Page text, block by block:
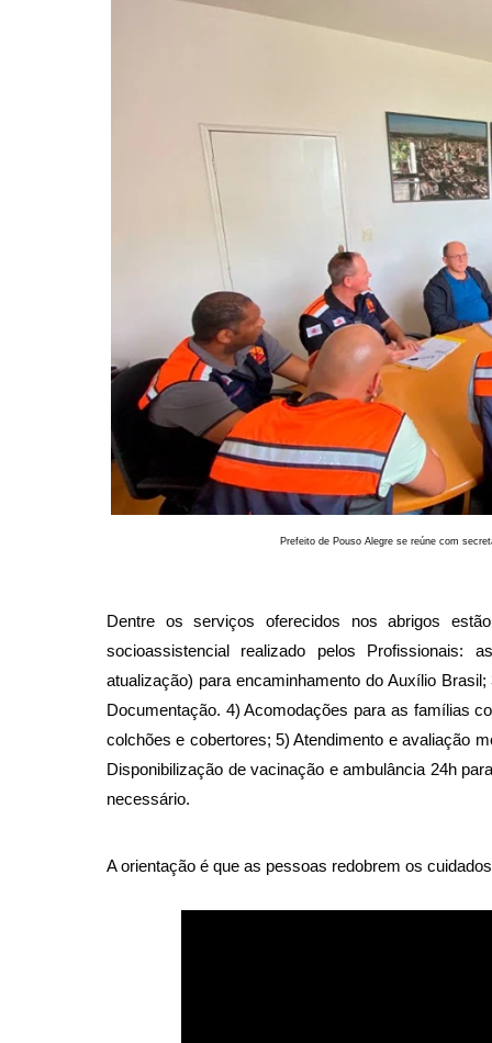
Prefeito de Pouso Alegre se reúne com
Dentre os serviços oferecidos nos abrigos
socioassistencial realizado pelos Profissionais:
atualização) para encaminhamento do Auxílio
Documentação. 4) Acomodações para as famílias
colchões e cobertores; 5) Atendimento e avaliação
Disponibilização de vacinação e ambulância 24h
necessário.
A orientação é que as pessoas redobrem os